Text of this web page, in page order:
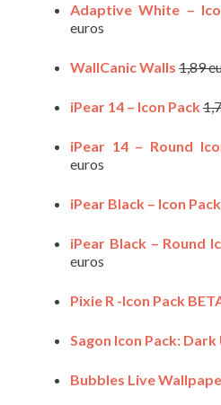
Adaptive White –
euros
WallCanic Walls 1,89
iPear 14 – Icon Pack
iPear 14 – Round
euros
iPear Black – Icon Pack
iPear Black – Round
euros
Pixie R -Icon Pack
Sagon Icon Pack: Dark
Bubbles Live